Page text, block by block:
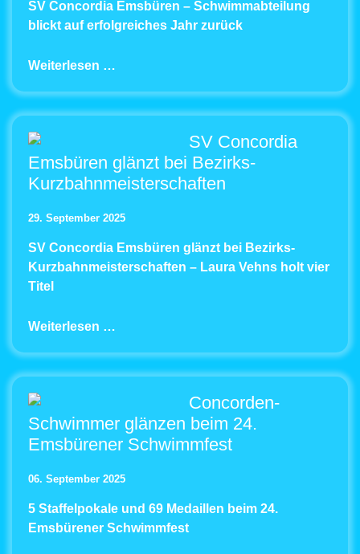
SV Concordia Emsbüren – Schwimmabteilung
blickt auf erfolgreiches Jahr zurück
Weiterlesen …
SV Concordia
Emsbüren glänzt bei Bezirks-
Kurzbahnmeisterschaften
29. September 2025
SV Concordia Emsbüren glänzt bei Bezirks-
Kurzbahnmeisterschaften – Laura Vehns holt vier
Titel
Weiterlesen …
Concorden-
Schwimmer glänzen beim 24.
Emsbürener Schwimmfest
06. September 2025
5 Staffelpokale und 69 Medaillen beim 24.
Emsbürener Schwimmfest